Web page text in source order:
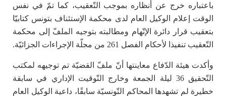
باعتباره خرج عن أنظاره بموجب التّعقيب، كما تمّ في نفس
الوقت إعلام الوكيل العام لدى محكمة الإستئناف بتونس كتابيّا
بتعقيب قرار دائرة الإتّهام ومطالبته بتوجيه الملفّ إلى محكمة
التّعقيب تنفيذا لأحكام الفصل 261 من مجلّة الإجراءات الجزائيّة.
وأكدت هيئة الدّفاع معاينتها أنّ ملفّ القضيّة تم توجيهه لمكتب
التّحقيق 36 ليلة الجمعة وخارج التّوقيت الإداري في سابقة
خطيرة لم تشهدها المحاكم التّونسيّة سابقًا، داعية الوكيل العام